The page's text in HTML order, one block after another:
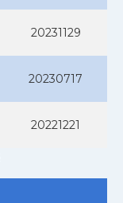
20231129
20230717
20221221